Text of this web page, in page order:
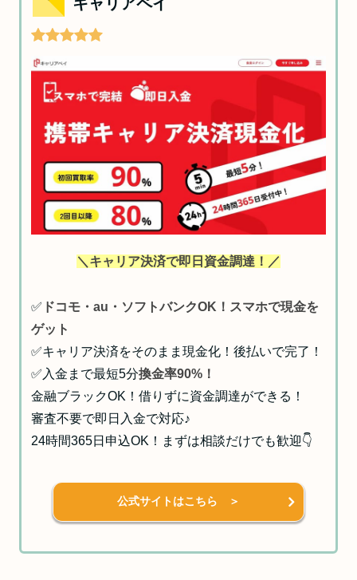
＼キャリア決済で即日資金調達！／
✅ ドコモ・au・ソフトバンクOK！スマホで現金を
ゲット
✅キャリア決済をそのまま現金化！後払いで完了！
✅入金まで最短5分換金率90%！
金融ブラックOK！借りずに資金調達ができる！
審査不要で即日入金で対応♪
24時間365日申込OK！まずは相談だけでも歓迎👇
公式サイトはこちら ＞